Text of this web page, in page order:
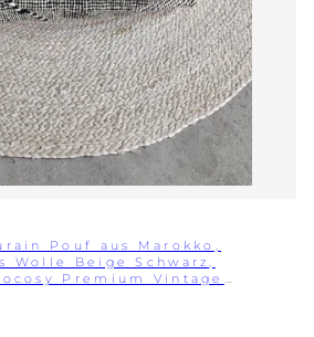
Pouf aus Marokko,
Wolle Beige Schwarz,
Premium Vintage